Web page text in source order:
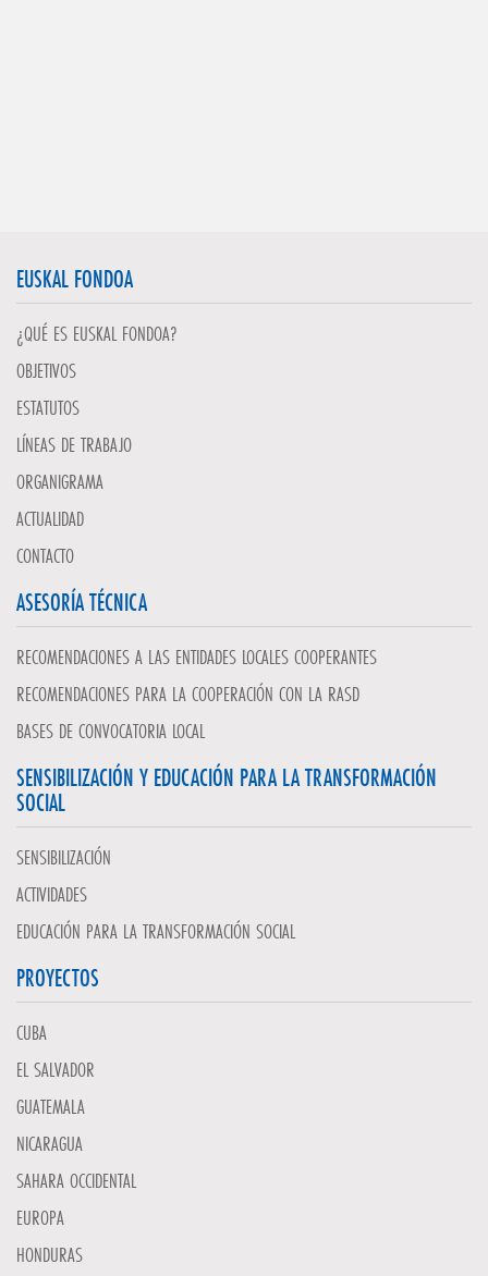
EUSKAL FONDOA
¿QUÉ ES EUSKAL FONDOA?
OBJETIVOS
ESTATUTOS
LÍNEAS DE TRABAJO
ORGANIGRAMA
ACTUALIDAD
CONTACTO
ASESORÍA TÉCNICA
RECOMENDACIONES A LAS ENTIDADES LOCALES COOPERANTES
RECOMENDACIONES PARA LA COOPERACIÓN CON LA RASD
BASES DE CONVOCATORIA LOCAL
SENSIBILIZACIÓN Y EDUCACIÓN PARA LA TRANSFORMACIÓN
SOCIAL
SENSIBILIZACIÓN
ACTIVIDADES
EDUCACIÓN PARA LA TRANSFORMACIÓN SOCIAL
PROYECTOS
CUBA
EL SALVADOR
GUATEMALA
NICARAGUA
SAHARA OCCIDENTAL
EUROPA
HONDURAS